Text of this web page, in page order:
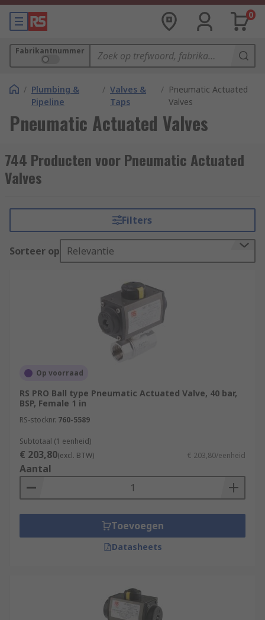
0
Fabrikantnummer
/ Plumbing &
Pipeline
/ Valves &
Taps
/ Pneumatic Actuated
Valves
Pneumatic Actuated Valves
744 Producten voor Pneumatic Actuated
Valves
Filters
Sorteer op Relevantie
Op voorraad
RS PRO Ball type Pneumatic Actuated Valve, 40 bar,
BSP, Female 1 in
RS-stocknr. 760-5589
Subtotaal (1 eenheid)
€ 203,80(excl. BTW) € 203,80/eenheid
Aantal
Toevoegen
Datasheets